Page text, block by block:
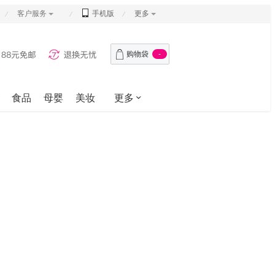
客户服务 手机版 更多
购物袋 -
食品 母婴 美妆 更多 